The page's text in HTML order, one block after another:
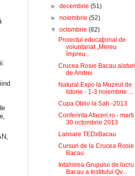
►decembrie(51)
►noiembrie(52)
▼octombrie(82)
Proiectul educaţional de
voluntariat „Mereu
împreu...
Crucea Rosie Bacau alaturi
de Andrei
Natural Expo la Muzeul de
Istorie - 1-3 noiembrie ...
Cupa Oblio la Sah -2013
Conferinta Afaceri.ro - marti
30 octombrie 2013
Lansare TEDxBacau
Cursuri de la Crucea Rosie
Bacau
Intalnirea Grupului de lucru
Bacau a Institului Qv...